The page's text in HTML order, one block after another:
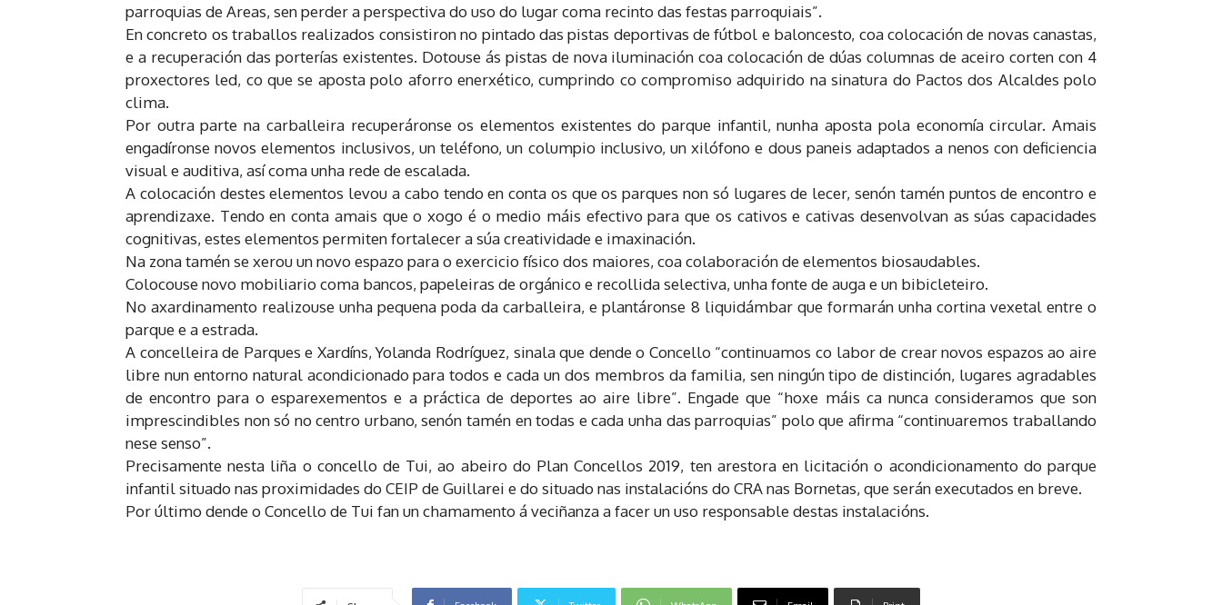
parroquias de Areas, sen perder a perspectiva do uso do lugar coma recinto das festas parroquiais”.
En concreto os traballos realizados consistiron no pintado das pistas deportivas de fútbol e baloncesto, coa colocación de novas canastas,
e a recuperación das porterías existentes. Dotouse ás pistas de nova iluminación coa colocación de dúas columnas de aceiro corten con 4
proxectores led, co que se aposta polo aforro enerxético, cumprindo co compromiso adquirido na sinatura do Pactos dos Alcaldes polo
clima.
Por outra parte na carballeira recuperáronse os elementos existentes do parque infantil, nunha aposta pola economía circular. Amais
engadíronse novos elementos inclusivos, un teléfono, un columpio inclusivo, un xilófono e dous paneis adaptados a nenos con deficiencia
visual e auditiva, así coma unha rede de escalada.
A colocación destes elementos levou a cabo tendo en conta os que os parques non só lugares de lecer, senón tamén puntos de encontro e
aprendizaxe. Tendo en conta amais que o xogo é o medio máis efectivo para que os cativos e cativas desenvolvan as súas capacidades
cognitivas, estes elementos permiten fortalecer a súa creatividade e imaxinación.
Na zona tamén se xerou un novo espazo para o exercicio físico dos maiores, coa colaboración de elementos biosaudables.
Colocouse novo mobiliario coma bancos, papeleiras de orgánico e recollida selectiva, unha fonte de auga e un bibicleteiro.
No axardinamento realizouse unha pequena poda da carballeira, e plantáronse 8 liquidámbar que formarán unha cortina vexetal entre o
parque e a estrada.
A concelleira de Parques e Xardíns, Yolanda Rodríguez, sinala que dende o Concello “continuamos co labor de crear novos espazos ao aire
libre nun entorno natural acondicionado para todos e cada un dos membros da familia, sen ningún tipo de distinción, lugares agradables
de encontro para o esparexementos e a práctica de deportes ao aire libre”. Engade que “hoxe máis ca nunca consideramos que son
imprescindibles non só no centro urbano, senón tamén en todas e cada unha das parroquias” polo que afirma “continuaremos traballando
nese senso”.
Precisamente nesta liña o concello de Tui, ao abeiro do Plan Concellos 2019, ten arestora en licitación o acondicionamento do parque
infantil situado nas proximidades do CEIP de Guillarei e do situado nas instalacións do CRA nas Bornetas, que serán executados en breve.
Por último dende o Concello de Tui fan un chamamento á veciñanza a facer un uso responsable destas instalacións.